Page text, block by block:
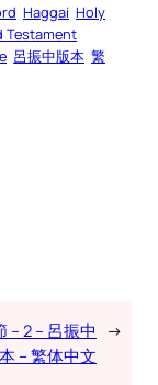
Haggai Holy
Testament
呂振中版本 繁
– 2 – 呂振中
– 繁体中文
→